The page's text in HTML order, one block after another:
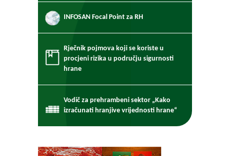
INFOSAN Focal Point za RH
Rječnik pojmova koji se koriste u
procjeni rizika u području sigurnosti
hrane
Vodič za prehrambeni sektor „Kako
izračunati hranjive vrijednosti hrane“